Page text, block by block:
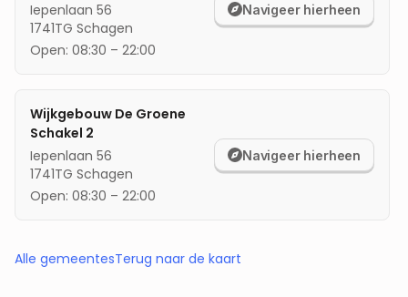
Iepenlaan 56
1741TG Schagen
Open: 08:30 – 22:00
Navigeer hierheen
Wijkgebouw De Groene
Schakel 2
Iepenlaan 56
1741TG Schagen
Open: 08:30 – 22:00
Navigeer hierheen
Alle gemeentesTerug naar de kaart